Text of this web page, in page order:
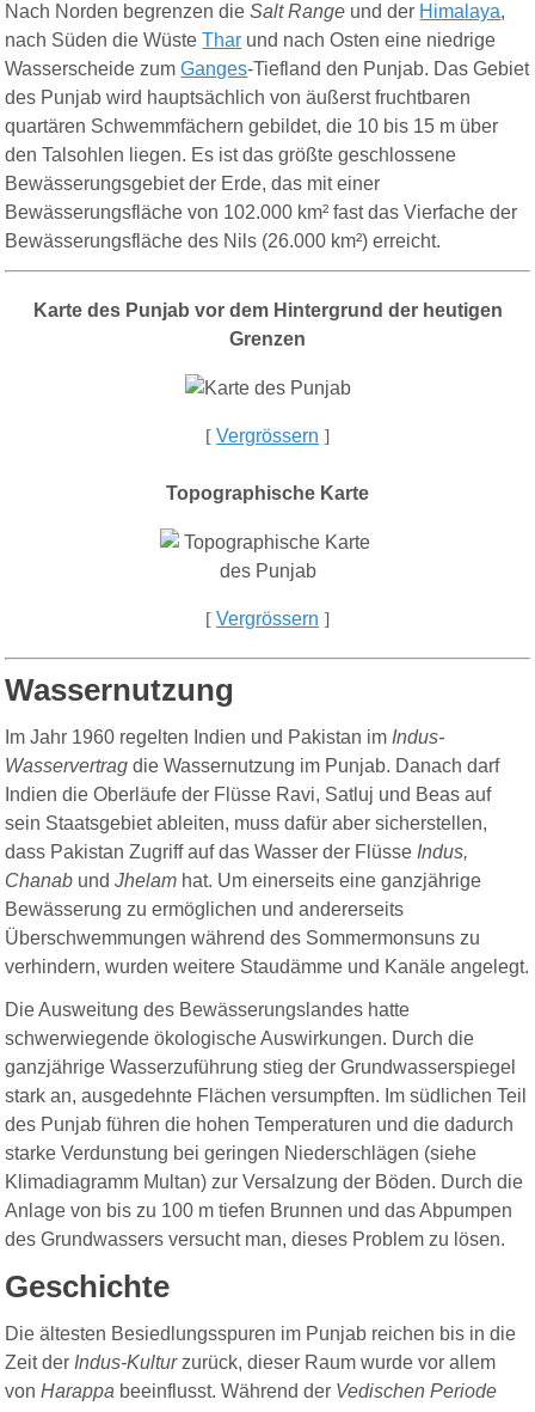
Nach Norden begrenzen dieSalt Range und der Himalaya,
nach Süden die WüsteThar und nach Osten eine niedrige
Wasserscheide zumGanges-Tiefland den Punjab. Das Gebiet
des Punjab wird hauptsächlich von äußerst fruchtbaren
quartären Schwemmfächern gebildet, die 10 bis 15 m über
den Talsohlen liegen. Es ist das größte geschlossene
Bewässerungsgebiet der Erde, das mit einer
Bewässerungsfläche von 102.000 km² fast das Vierfache der
Bewässerungsfläche des Nils (26.000 km²) erreicht.
Karte des Punjab vor dem Hintergrund der heutigen
Grenzen
[ Vergrössern ]
Topographische Karte
[ Vergrössern ]
Wassernutzung
Im Jahr 1960 regelten Indien und Pakistan im Indus-
Wasservertrag die Wassernutzung im Punjab. Danach darf
Indien die Oberläufe der Flüsse Ravi, Satluj und Beas auf
sein Staatsgebiet ableiten, muss dafür aber sicherstellen,
dass Pakistan Zugriff auf das Wasser der Flüsse Indus,
Chanab undJhelam hat. Um einerseits eine ganzjährige
Bewässerung zu ermöglichen und andererseits
Überschwemmungen während des Sommermonsuns zu
verhindern, wurden weitere Staudämme und Kanäle angelegt.
Die Ausweitung des Bewässerungslandes hatte
schwerwiegende ökologische Auswirkungen. Durch die
ganzjährige Wasserzuführung stieg der Grundwasserspiegel
stark an, ausgedehnte Flächen versumpften. Im südlichen Teil
des Punjab führen die hohen Temperaturen und die dadurch
starke Verdunstung bei geringen Niederschlägen (siehe
Klimadiagramm Multan) zur Versalzung der Böden. Durch die
Anlage von bis zu 100 m tiefen Brunnen und das Abpumpen
des Grundwassers versucht man, dieses Problem zu lösen.
Geschichte
Die ältesten Besiedlungsspuren im Punjab reichen bis in die
Zeit der Indus-Kultur zurück, dieser Raum wurde vor allem
vonHarappa beeinflusst. Während der Vedischen Periode